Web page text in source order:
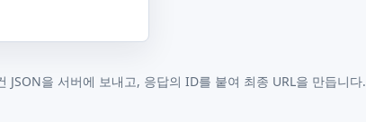
을 서버에 보내고, 응답의 ID를 붙여 최종 URL을 만듭니다.